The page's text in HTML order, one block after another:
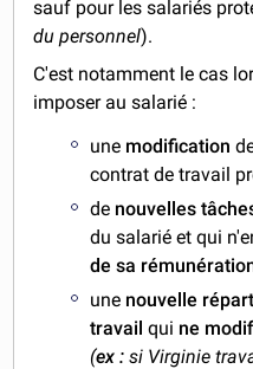
sauf pour les salariés
du personnel).
C'est notamment le cas
imposer au salarié :
une modification
contrat de travail
de nouvelles
du salarié et qui
de sa
une nouvelle
travail qui ne
(ex : si Virginie